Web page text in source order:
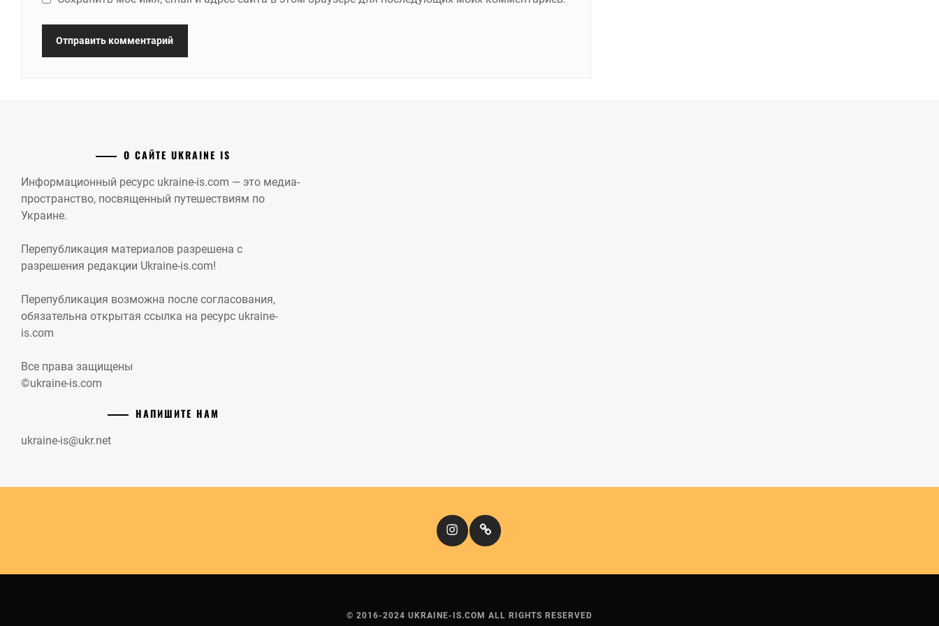
О САЙТЕ UKRAINE IS
Информационный ресурс ukraine-is.com — это медиа-
пространство, посвященный путешествиям по
Украине.
Перепубликация материалов разрешена с
разрешения редакции Ukraine-is.com!
Перепубликация возможна после согласования,
обязательна открытая ссылка на ресурс ukraine-
is.com
Все права защищены
©ukraine-is.com
НАПИШИТЕ НАМ
ukraine-is@ukr.net
InstagramКіномандри
© 2016-2024 UKRAINE-IS.COM ALL RIGHTS RESERVED